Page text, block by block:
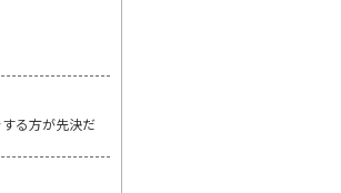
る方が先決だ